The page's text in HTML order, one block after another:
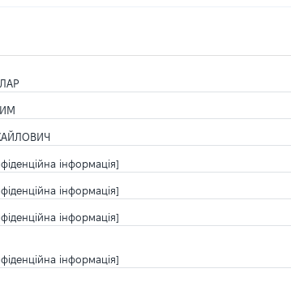
інформація]
інформація]
інформація]
інформація]